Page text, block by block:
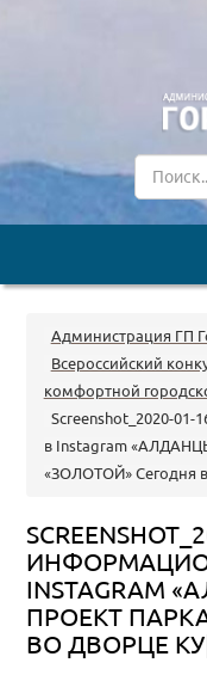
Администрация ГП
Всероссийский
комфортной
Screenshot_2020-
в Instagram
«ЗОЛОТОЙ» Сегодня
INSTAGRAM
ПРОЕКТ
ВО ДВОРЦЕ